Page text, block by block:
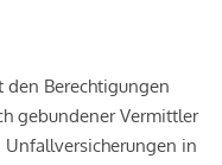
Berechtigungen
gebundener Vermittler
in